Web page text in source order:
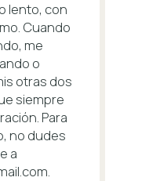
lento, con
Cuando
me
o
otras dos
siempre
Para
no dudes
a
.